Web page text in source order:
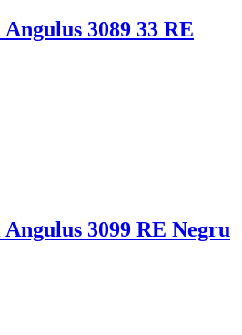
3089 33 RE
3099 RE Negru